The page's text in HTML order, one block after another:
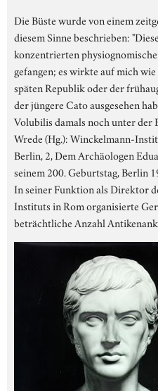
Die Büste wurde von einem
diesem Sinne beschrieben:
konzentrierten
gefangen; es wirkte auf mich
späten Republik oder der
der jüngere Cato ausgesehen
Volubilis damals noch unter der
Wrede (Hg.): Winckelmann-
Berlin, 2, Dem Archäologen
seinem 200. Geburtstag, Berlin
In seiner Funktion als Direktor
Instituts in Rom organisierte
beträchtliche Anzahl